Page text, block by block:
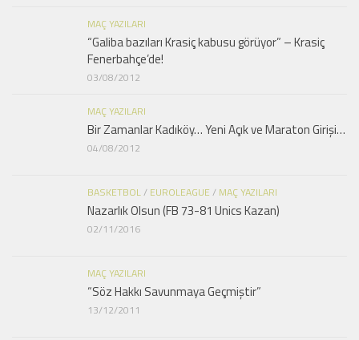
MAÇ YAZILARI
“Galiba bazıları Krasiç kabusu görüyor” – Krasiç
Fenerbahçe’de!
03/08/2012
MAÇ YAZILARI
Bir Zamanlar Kadıköy… Yeni Açık ve Maraton Girişi…
04/08/2012
BASKETBOL/ EUROLEAGUE / MAÇ YAZILARI
Nazarlık Olsun (FB 73-81 Unics Kazan)
02/11/2016
MAÇ YAZILARI
“Söz Hakkı Savunmaya Geçmiştir”
13/12/2011